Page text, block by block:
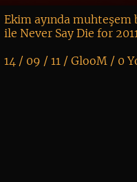
Ekim ayında
ile Never Say Die for
14 / 09 / 11 /GlooM / 0